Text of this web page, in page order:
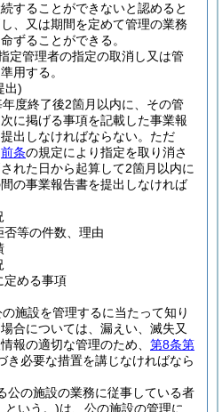
することができないと認めると
、又は期間を定めて管理の業務
ずることができる。
定管理者の指定の取消し又は管
用する。
出)
度終了後2箇月以内に、その管
に掲げる事項を記載した事業報
出しなければならない。 ただ
前条の規定により指定を取り消さ
れた日から起算して2箇月以内に
の事業報告書を提出しなければ
等の件数、理由
定める事項
施設を管理するに当たって知り
合については、漏えい、滅失又
報の適切な管理のため、 第8条第
き必要な措置を講じなければなら
公の施設の業務に従事している者
という。)は、公の施設の管理に